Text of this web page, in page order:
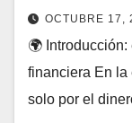
OCTUBRE 17,
🌍
financiera En la
solo por el